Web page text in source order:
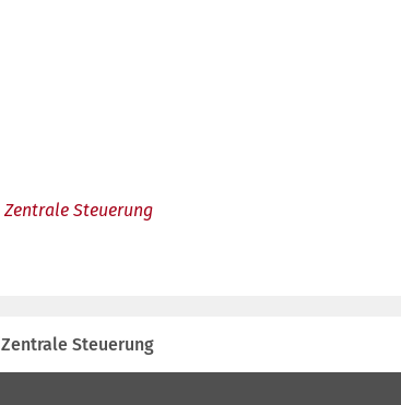
Zentrale Steuerung
Zentrale Steuerung